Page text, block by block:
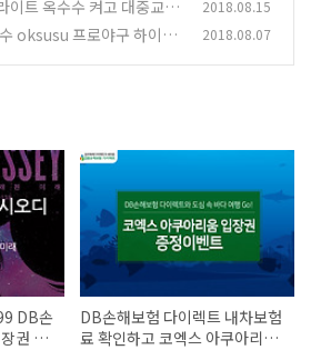
이트 옥수수 켜고 대중교통
2018.08.15
oksusu 프로야구 하이라
2018.08.07
DB손
권 받
DB손해보험 다이렉트 내차보험
료 확인하고 코엑스 아쿠아리움